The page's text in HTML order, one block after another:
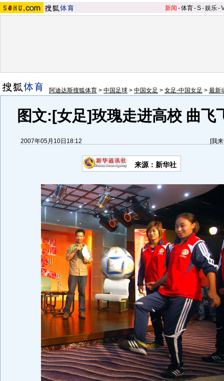
新闻 -体育-S-娱乐-
阿迪达斯搜狐体育 > 中国足球 > 中国女足 > 女足-中国女足 > 最新
图文:[女足]玫瑰走进高校 曲飞
2007年05月10日18:12 [我
来源：新华社